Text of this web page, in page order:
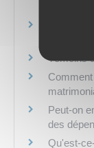
quelles
Peut-on
Témoins
Peut-on
des
Qu'est-